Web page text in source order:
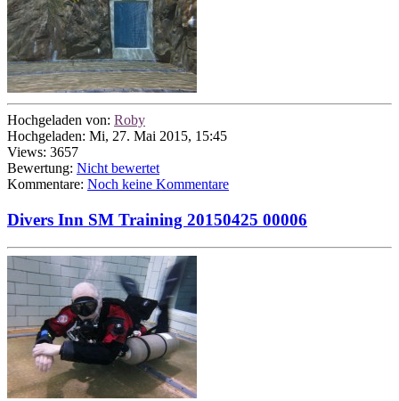
Hochgeladen von: Roby
Hochgeladen: Mi, 27. Mai 2015, 15:45
Views: 3657
Bewertung: Nicht bewertet
Kommentare: Noch keine Kommentare
Divers Inn SM Training 20150425 00006